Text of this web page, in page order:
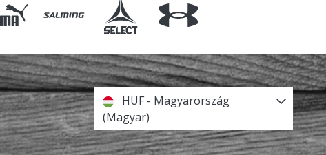
HUF - Magyarország
(Magyar)